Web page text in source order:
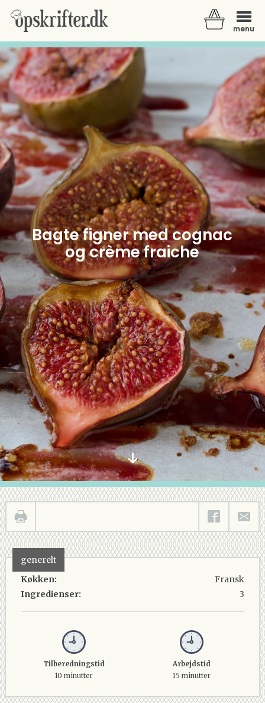
menu
Der er ingen varer i din kurv.
Bagte figner med cognac
og crème fraiche
generelt
Køkken:
Ingredienser:
Fransk
3
Tilberedningstid
10 minutter
Arbejdstid
15 minutter